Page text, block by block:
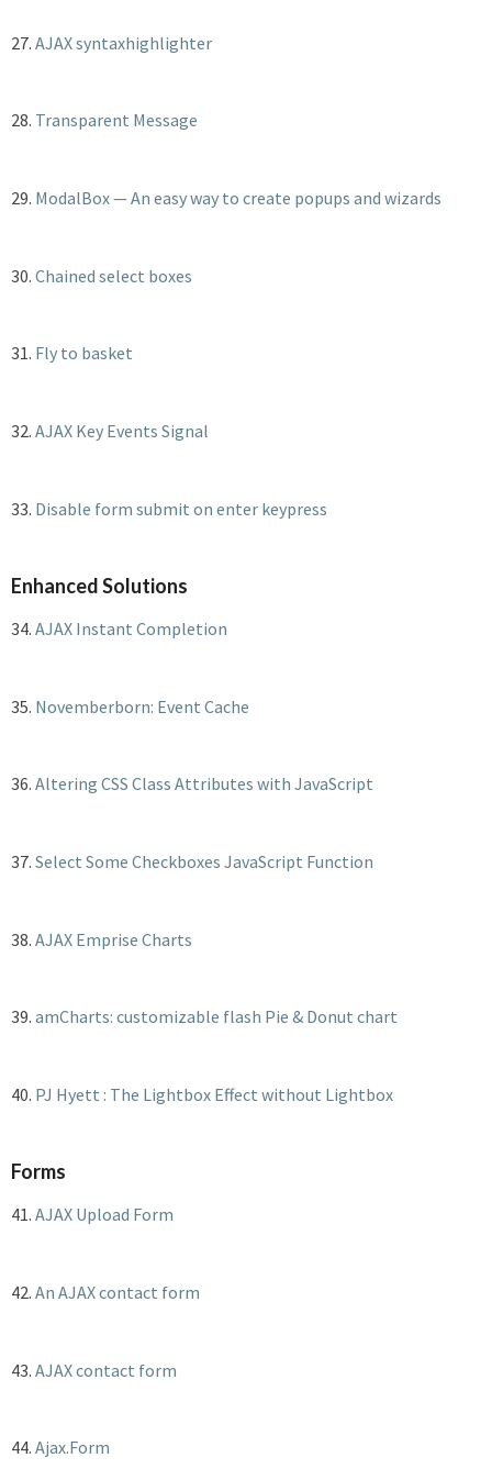
27. AJAX syntaxhighlighter
28. Transparent Message
29. ModalBox — An easy way to create popups and wizards
30. Chained select boxes
31. Fly to basket
32. AJAX Key Events Signal
33. Disable form submit on enter keypress
Enhanced Solutions
34. AJAX Instant Completion
35. Novemberborn: Event Cache
36. Altering CSS Class Attributes with JavaScript
37. Select Some Checkboxes JavaScript Function
38. AJAX Emprise Charts
39. amCharts: customizable flash Pie & Donut chart
40. PJ Hyett : The Lightbox Effect without Lightbox
Forms
41. AJAX Upload Form
42. An AJAX contact form
43. AJAX contact form
44. Ajax.Form